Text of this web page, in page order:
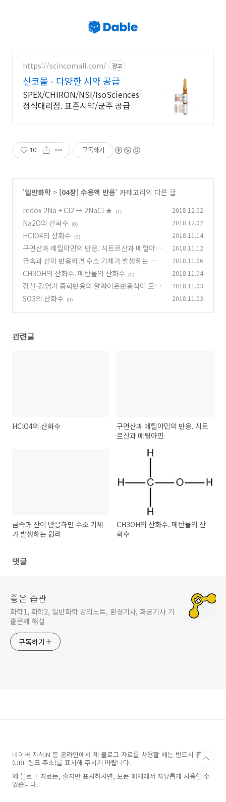
https://scincomall.com/ 광고
신코몰 - 다양한 시약 공급
SPEX/CHIRON/NSI/IsoSciences
정식대리점. 표준시약/균주 공급
10 구독하기
'일반화학 > [04장] 수용액 반응' 카테고리의 다른 글
redox 2Na + Cl2 → 2NaCl ★
(1) 2018.12.02
Na2O의 산화수 (0) 2018.12.02
HClO4의 산화수 (1) 2018.11.14
구연산과 메틸아민의 반응. 시트르산과 메틸아민
(0)
2018.11.12
금속과 산이 반응하면 수소 기체가 발생하는 원리
(0)
2018.11.06
CH3OH의 산화수. 메탄올의 산화수 (0) 2018.11.04
강산-강염기 중화반응의 알짜이온반응식이 모두
같은 이유 (0)
2018.11.03
SO3의 산화수 (0) 2018.11.03
관련글
HClO4의 산화수
구연산과 메틸아민의 반응. 시트
르산과 메틸아민
금속과 산이 반응하면 수소 기체
가 발생하는 원리
CH3OH의 산화수. 메탄올의 산
화수
댓글
좋은 습관
화학1, 화학2, 일반화학 강의노트, 환경기사, 화공기사 기
출문제 해설
구독하기
네이버 지식iN 등 온라인에서 제 블로그 자료를 사용할 때는 반드시 출처
(URL 링크 주소)를 표시해 주시기 바랍니다.
제 블로그 자료는, 출처만 표시하시면, 모든 매체에서 자유롭게 사용할 수
있습니다.